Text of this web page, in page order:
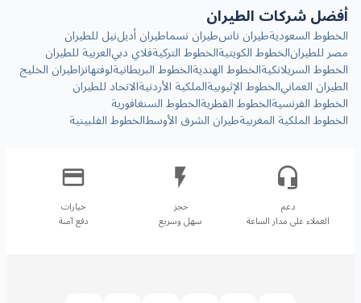
أفضل شركات الطيران
الخطوط السعوديةطيران ناسطيران نسماطيران أديلنيل للطيران
مصر للطيرانالخطوط الكويتيةالخطوط التركيةفلاي دبيالعربية للطيران
الخطوط السريلانكيةالخطوط الهنديةالخطوط البريطانيةلوفتهانزاطيران الخليج
الطيران العمانيالخطوط الإثيوبيةالملكية الأردنيةالاتحاد للطيران
الخطوط الفرنسيةالخطوط القطريةالخطوط السنغافورية
الخطوط الملكية المغربيةطيران الشرق الأوسطالخطوط الفلبينية
العملاء على مدار الساعة
حجز
سهل وسريع دفع آمنة